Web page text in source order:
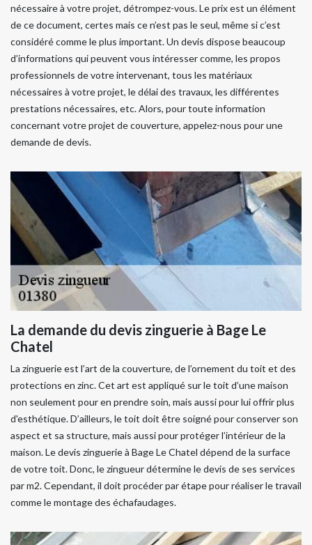
nécessaire à votre projet, détrompez-vous. Le prix est un élément
de ce document, certes mais ce n’est pas le seul, même si c’est
considéré comme le plus important. Un devis dispose beaucoup
d’informations qui peuvent vous intéresser comme, les propos
professionnels de votre intervenant, tous les matériaux
nécessaires à votre projet, le délai des travaux, les différentes
prestations nécessaires, etc. Alors, pour toute information
concernant votre projet de couverture, appelez-nous pour une
demande de devis.
La demande du devis zinguerie à Bage Le
Chatel
La zinguerie est l’art de la couverture, de l’ornement du toit et des
protections en zinc. Cet art est appliqué sur le toit d’une maison
non seulement pour en prendre soin, mais aussi pour lui offrir plus
d'esthétique. D’ailleurs, le toit doit être soigné pour conserver son
aspect et sa structure, mais aussi pour protéger l’intérieur de la
maison. Le devis zinguerie à Bage Le Chatel dépend de la surface
de votre toit. Donc, le zingueur détermine le devis de ses services
par m2. Cependant, il doit procéder par étape pour réaliser le travail
comme le montage des échafaudages.